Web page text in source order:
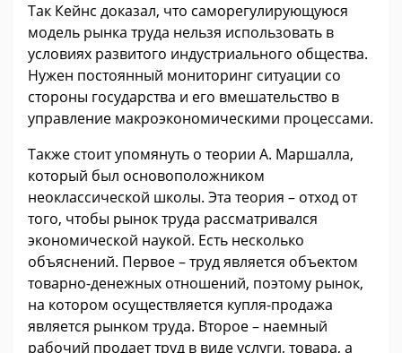
Так Кейнс доказал, что саморегулирующуюся
модель рынка труда нельзя использовать в
условиях развитого индустриального общества.
Нужен постоянный мониторинг ситуации со
стороны государства и его вмешательство в
управление макроэкономическими процессами.
Также стоит упомянуть о теории А. Маршалла,
который был основоположником
неоклассической школы. Эта теория – отход от
того, чтобы рынок труда рассматривался
экономической наукой. Есть несколько
объяснений. Первое – труд является объектом
товарно-денежных отношений, поэтому рынок,
на котором осуществляется купля-продажа
является рынком труда. Второе – наемный
рабочий продает труд в виде услуги, товара, а